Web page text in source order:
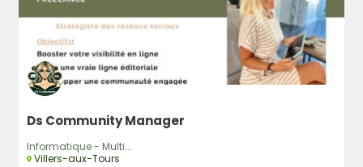
Ds Community Manager
Informatique - Multi...
Villers-aux-Tours